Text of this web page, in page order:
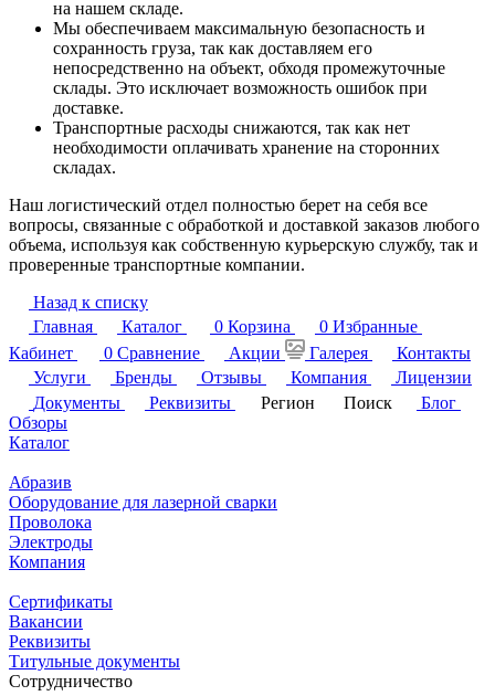
на нашем складе.
Мы обеспечиваем максимальную безопасность и
сохранность груза, так как доставляем его
непосредственно на объект, обходя промежуточные
склады. Это исключает возможность ошибок при
доставке.
Транспортные расходы снижаются, так как нет
необходимости оплачивать хранение на сторонних
складах.
Наш логистический отдел полностью берет на себя все
вопросы, связанные с обработкой и доставкой заказов любого
объема, используя как собственную курьерскую службу, так и
проверенные транспортные компании.
Назад к списку
Главная
Каталог 0 Корзина 0 Избранные
Кабинет
0 Сравнение Акции Галерея
Контакты
Услуги
Бренды Отзывы Компания
Лицензии
Документы
Реквизиты Регион Поиск
Блог
Обзоры
Каталог
Абразив
Оборудование для лазерной сварки
Проволока
Электроды
Компания
Сертификаты
Вакансии
Реквизиты
Титульные документы
Сотрудничество